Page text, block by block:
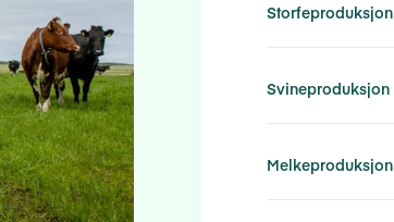
Storfeproduksjon
Svineproduksjon
Melkeproduksjon